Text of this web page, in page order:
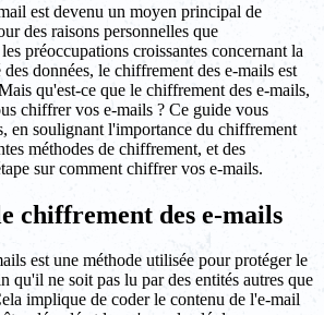
est devenu un moyen principal de
des raisons personnelles que
préoccupations croissantes concernant la
données, le chiffrement des e-mails est
qu'est-ce que le chiffrement des e-mails,
chiffrer vos e-mails ? Ce guide vous
en soulignant l'importance du chiffrement
méthodes de chiffrement, et des
sur comment chiffrer vos e-mails.
chiffrement des e-mails
est une méthode utilisée pour protéger le
qu'il ne soit pas lu par des entités autres que
implique de coder le contenu de l'e-mail